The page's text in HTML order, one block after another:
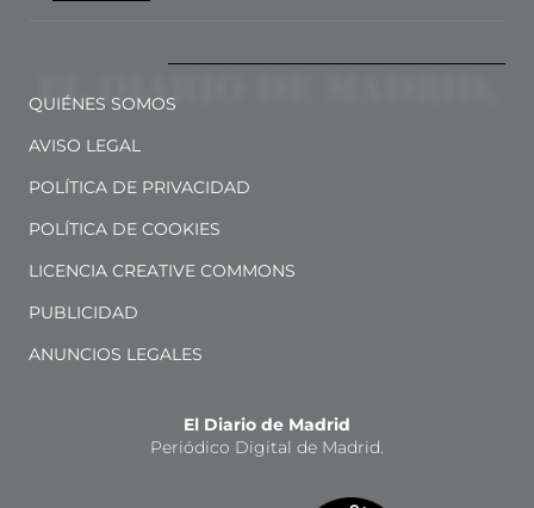
QUIÉNES SOMOS
AVISO LEGAL
POLÍTICA DE PRIVACIDAD
POLÍTICA DE COOKIES
LICENCIA CREATIVE COMMONS
PUBLICIDAD
ANUNCIOS LEGALES
El Diario de Madrid
Periódico Digital de Madrid.